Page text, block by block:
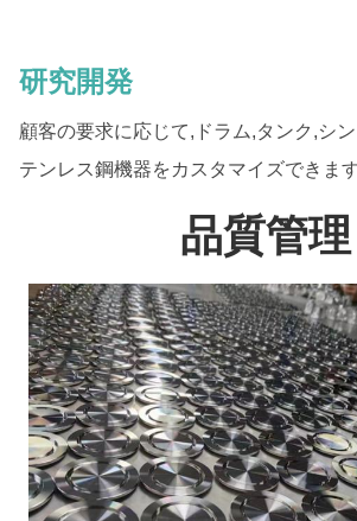
研究開発
顧客の要求に応じて,ドラム,タンク,シ
テンレス鋼機器をカスタマイズできま
品質管理